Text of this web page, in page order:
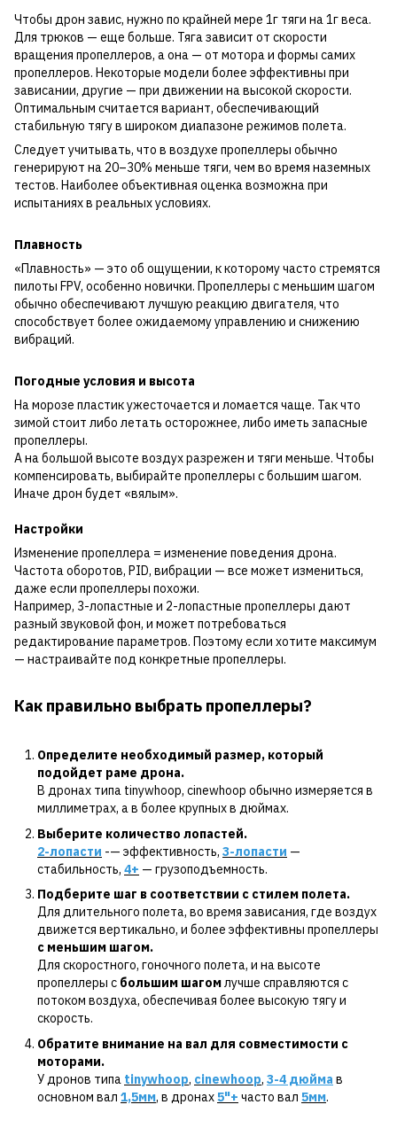
Чтобы дрон завис, нужно по крайней мере 1г тяги на 1г веса.
Для трюков — еще больше. Тяга зависит от скорости
вращения пропеллеров, а она — от мотора и формы самих
пропеллеров. Некоторые модели более эффективны при
зависании, другие — при движении на высокой скорости.
Оптимальным считается вариант, обеспечивающий
стабильную тягу в широком диапазоне режимов полета.
Следует учитывать, что в воздухе пропеллеры обычно
генерируют на 20–30% меньше тяги, чем во время наземных
тестов. Наиболее объективная оценка возможна при
испытаниях в реальных условиях.
Плавность
«Плавность» — это об ощущении, к которому часто стремятся
пилоты FPV, особенно новички. Пропеллеры с меньшим шагом
обычно обеспечивают лучшую реакцию двигателя, что
способствует более ожидаемому управлению и снижению
вибраций.
Погодные условия и высота
На морозе пластик ужесточается и ломается чаще. Так что
зимой стоит либо летать осторожнее, либо иметь запасные
пропеллеры.
А на большой высоте воздух разрежен и тяги меньше. Чтобы
компенсировать, выбирайте пропеллеры с большим шагом.
Иначе дрон будет «вялым».
Настройки
Изменение пропеллера = изменение поведения дрона.
Частота оборотов, PID, вибрации — все может измениться,
даже если пропеллеры похожи.
Например, 3-лопастные и 2-лопастные пропеллеры дают
разный звуковой фон, и может потребоваться
редактирование параметров. Поэтому если хотите максимум
— настраивайте под конкретные пропеллеры.
Как правильно выбрать пропеллеры?
Определите необходимый размер, который
подойдет раме дрона.
В дронах типа tinywhoop, cinewhoop обычно измеряется в
миллиметрах, а в более крупных в дюймах.
Выберите количество лопастей.
2-лопасти -— эффективность, 3-лопасти —
стабильность, 4+ — грузоподъемность.
Подберите шаг в соответствии с стилем полета.
Для длительного полета, во время зависания, где воздух
движется вертикально, и более эффективны пропеллеры
с меньшим шагом.
Для скоростного, гоночного полета, и на высоте
пропеллеры с большим шагомлучше справляются с
потоком воздуха, обеспечивая более высокую тягу и
скорость.
Обратите внимание на вал для совместимости с
моторами.
У дронов типа tinywhoop, cinewhoop, 3-4 дюйма в
основном вал 1,5мм, в дронах5"+ часто вал 5мм.